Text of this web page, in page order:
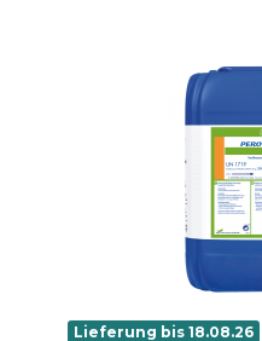
Lieferung bis 18.08.26